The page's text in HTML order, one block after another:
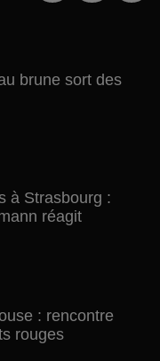
brune sort des
à Strasbourg :
réagit
: rencontre
rouges